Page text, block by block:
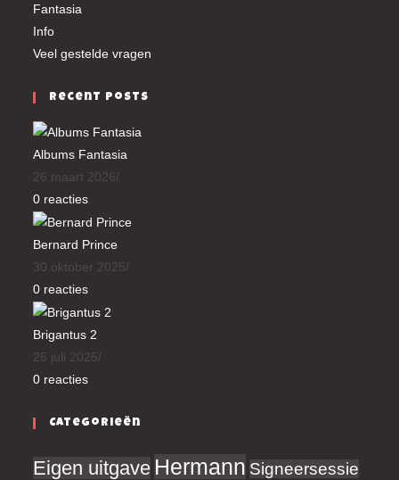
Fantasia
Info
Veel gestelde vragen
Recent Posts
Albums Fantasia
26 maart 2026/
0 reacties
Bernard Prince
30 oktober 2025/
0 reacties
Brigantus 2
25 juli 2025/
0 reacties
Categorieën
Eigen uitgave Hermann Signeersessie